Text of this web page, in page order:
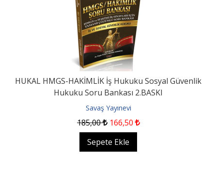
HUKAL HMGS-HAKİMLİK İş Hukuku Sosyal Güvenlik
Hukuku Soru Bankası 2.BASKI
Savaş Yayınevi
185,00 166,50
Sepete Ekle